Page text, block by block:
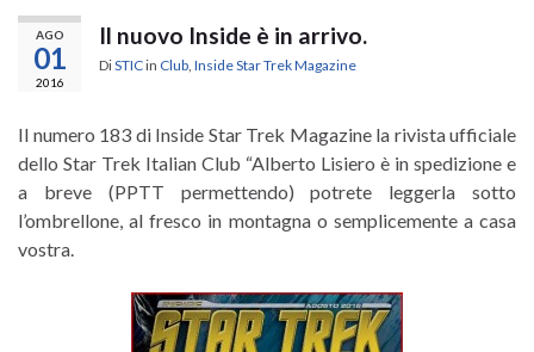
AGO
01
2016
Il nuovo Inside è in arrivo.
DiSTICin Club Inside Star Trek Magazine
Il numero 183 di Inside Star Trek Magazine la rivista ufficiale
dello Star Trek Italian Club “Alberto Lisiero è in spedizione e
a breve (PPTT permettendo) potrete leggerla sotto
l’ombrellone, al fresco in montagna o semplicemente a casa
vostra.